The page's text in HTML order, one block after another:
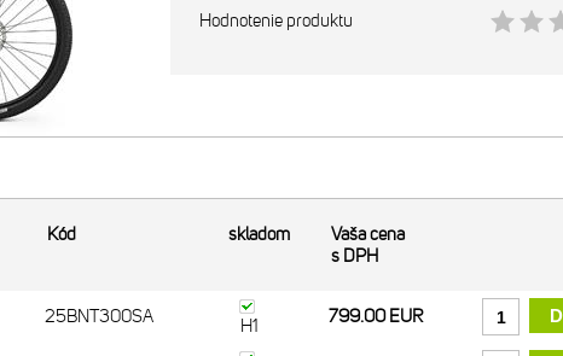
Hodnotenie produktu
Kód skladom
Vaša cena
s DPH
25BNT300SA H1 799.00 EUR